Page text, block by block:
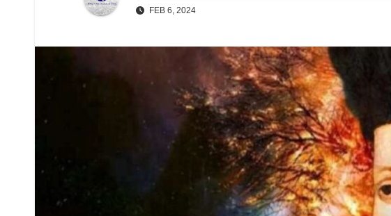
FEB 6, 2024